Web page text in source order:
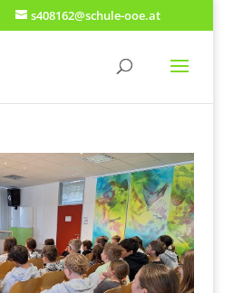
s408162@schule-ooe.at